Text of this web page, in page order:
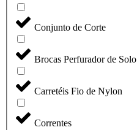
Conjunto de Corte
Brocas Perfurador de Solo
Carretéis Fio de Nylon
Correntes